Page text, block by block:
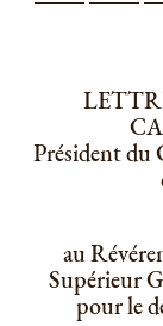
Président du
au
Supérieur
pour le